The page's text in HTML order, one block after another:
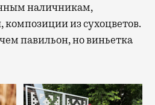
наличникам,
из сухоцветов.
павильон, но виньетка